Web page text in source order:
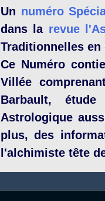
Un numéro
dans la revue
Traditionnelles en
Ce Numéro
Villée
Barbault,
Astrologique
plus, des
l'alchimiste tête